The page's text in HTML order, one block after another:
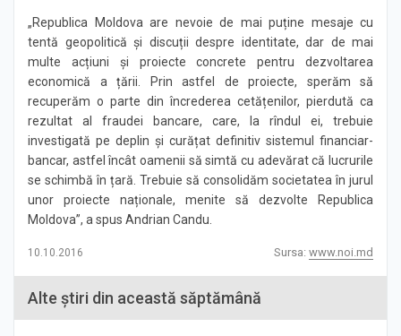
„Republica Moldova are nevoie de mai puține mesaje cu
tentă geopolitică și discuții despre identitate, dar de mai
multe acțiuni și proiecte concrete pentru dezvoltarea
economică a țării. Prin astfel de proiecte, sperăm să
recuperăm o parte din încrederea cetățenilor, pierdută ca
rezultat al fraudei bancare, care, la rîndul ei, trebuie
investigată pe deplin și curățat definitiv sistemul financiar-
bancar, astfel încât oamenii să simtă cu adevărat că lucrurile
se schimbă în țară. Trebuie să consolidăm societatea în jurul
unor proiecte naționale, menite să dezvolte Republica
Moldova”, a spus Andrian Candu.
10.10.2016 Sursa: www.noi.md
Alte știri din această săptămână